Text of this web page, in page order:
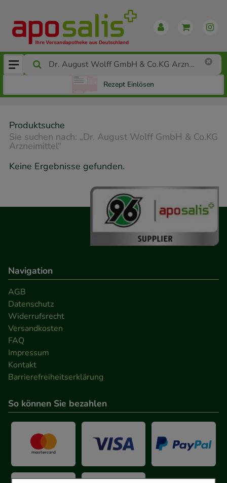
Rezept Einlösen
Produktsuche
Sie suchen nach: „Dr. August Wolff GmbH & Co.KG
Arzneimittel“
Keine Ergebnisse gefunden.
Navigation
AGB
Datenschutz
Widerrufsrecht
Versandkosten
FAQ
Impressum
Kontakt
Barrierefreiheitserklärung
So können Sie bezahlen